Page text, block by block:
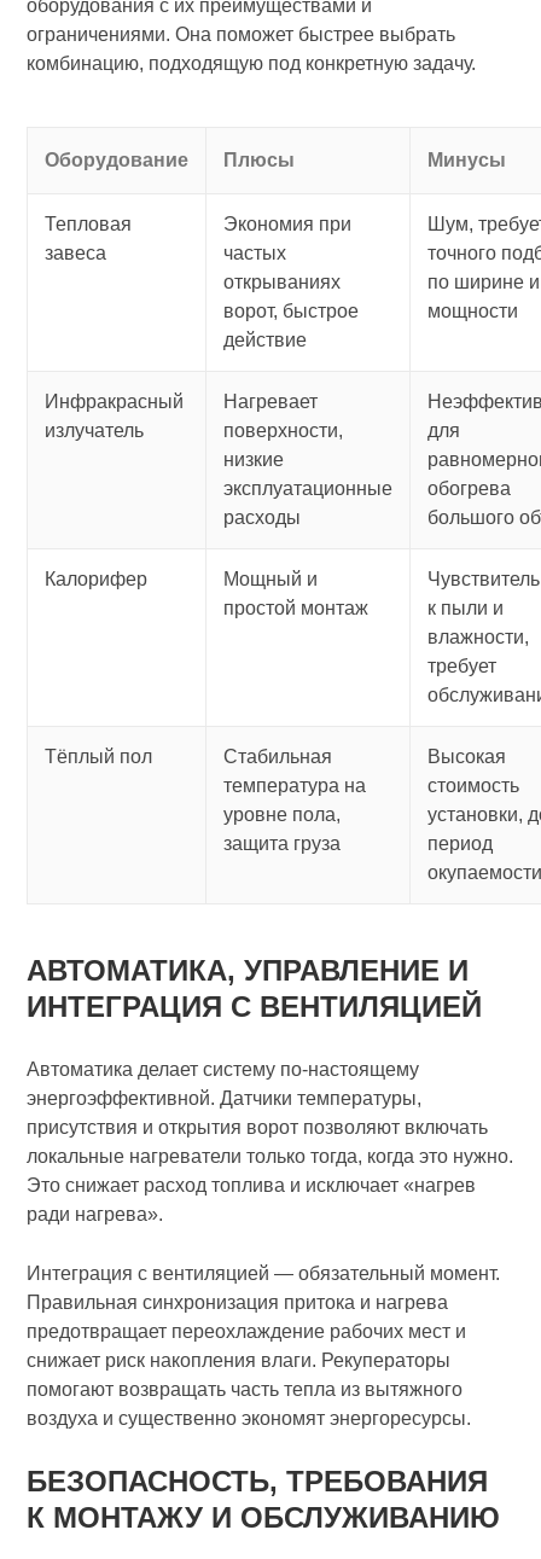
оборудования с их преимуществами и
ограничениями. Она поможет быстрее выбрать
комбинацию, подходящую под конкретную задачу.
Оборудование Плюсы Минусы
Тепловая
завеса
Экономия при
частых
открываниях
ворот, быстрое
действие
Шум,
точного
по ширине и
мощности
Инфракрасный
излучатель
Нагревает
поверхности,
низкие
эксплуатационные
расходы
для
обогрева
большого
Калорифер
Мощный и
простой монтаж
к пыли и
влажности,
требует
Тёплый пол
Стабильная
температура на
уровне пола,
защита груза
Высокая
стоимость
установки,
период
АВТОМАТИКА, УПРАВЛЕНИЕ И
ИНТЕГРАЦИЯ С ВЕНТИЛЯЦИЕЙ
Автоматика делает систему по-настоящему
энергоэффективной. Датчики температуры,
присутствия и открытия ворот позволяют включать
локальные нагреватели только тогда, когда это нужно.
Это снижает расход топлива и исключает «нагрев
ради нагрева».
Интеграция с вентиляцией — обязательный момент.
Правильная синхронизация притока и нагрева
предотвращает переохлаждение рабочих мест и
снижает риск накопления влаги. Рекуператоры
помогают возвращать часть тепла из вытяжного
воздуха и существенно экономят энергоресурсы.
БЕЗОПАСНОСТЬ, ТРЕБОВАНИЯ
К МОНТАЖУ И ОБСЛУЖИВАНИЮ